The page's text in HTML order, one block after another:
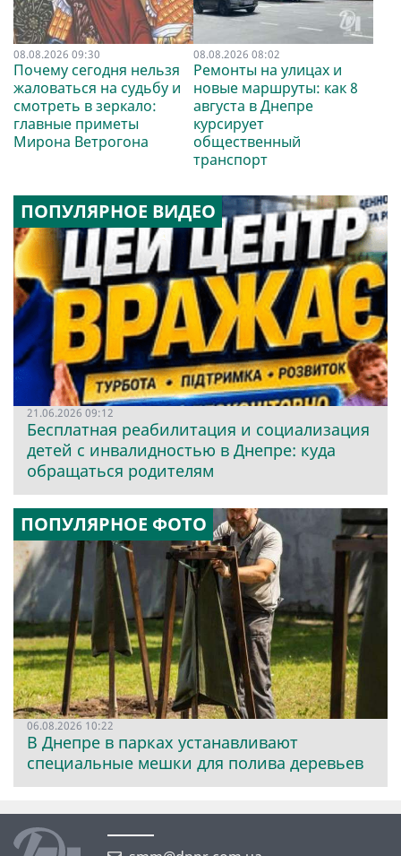
08.08.2026 09:30
Почему сегодня нельзя
жаловаться на судьбу и
смотреть в зеркало:
главные приметы
Мирона Ветрогона
08.08.2026 08:02
Ремонты на улицах и
новые маршруты: как 8
августа в Днепре
курсирует
общественный
транспорт
ПОПУЛЯРНОЕ ВИДЕО
21.06.2026 09:12
Бесплатная реабилитация и социализация
детей с инвалидностью в Днепре: куда
обращаться родителям
ПОПУЛЯРНОЕ ФОТО
06.08.2026 10:22
В Днепре в парках устанавливают
специальные мешки для полива деревьев